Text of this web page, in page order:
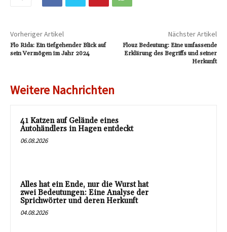
Vorheriger Artikel
Flo Rida: Ein tiefgehender Blick auf
sein Vermögen im Jahr 2024
Nächster Artikel
Flouz Bedeutung: Eine umfassende
Erklärung des Begriffs und seiner
Herkunft
Weitere Nachrichten
41 Katzen auf Gelände eines
Autohändlers in Hagen entdeckt
06.08.2026
Alles hat ein Ende, nur die Wurst hat
zwei Bedeutungen: Eine Analyse der
Sprichwörter und deren Herkunft
04.08.2026